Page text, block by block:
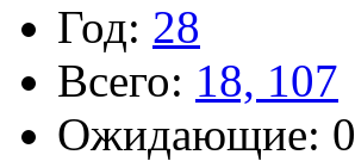
Год: 28
Всего: 18, 107
Ожидающие: 0